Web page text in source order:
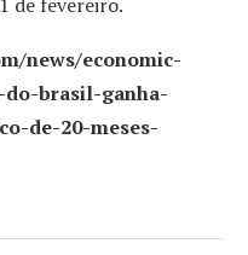
news/economic-
brasil-ganha-
de-20-meses-